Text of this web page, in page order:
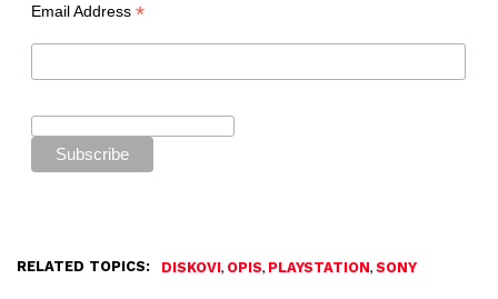
Email Address *
RELATED TOPICS: DISKOVI, OPIS, PLAYSTATION, SONY